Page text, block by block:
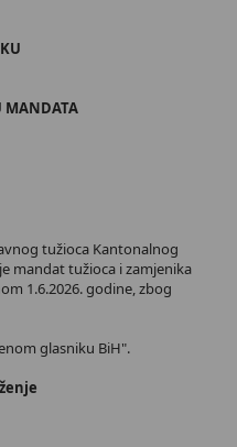
MANDATA
tužioca Kantonalnog
mandat tužioca i zamjenika
1.6.2026. godine, zbog
glasniku BiH".